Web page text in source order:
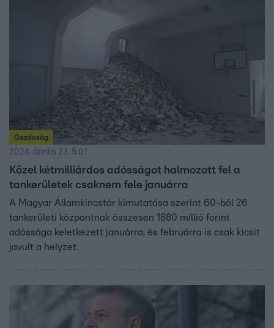
Gazdaság
2024. április 23. 5:01
Közel kétmilliárdos adósságot halmozott fel a
tankerületek csaknem fele januárra
A Magyar Államkincstár kimutatása szerint 60-ból 26
tankerületi központnak összesen 1880 millió forint
adóssága keletkezett januárra, és februárra is csak kicsit
javult a helyzet.